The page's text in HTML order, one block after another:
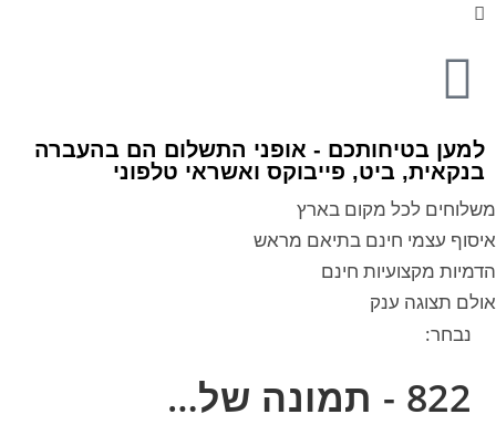
למען בטיחותכם - אופני התשלום הם בהעברה
בנקאית, ביט, פייבוקס ואשראי טלפוני
משלוחים לכל מקום בארץ
איסוף עצמי חינם בתיאם מראש
הדמיות מקצועיות חינם
אולם תצוגה ענק
נבחר:
822 - תמונה של…